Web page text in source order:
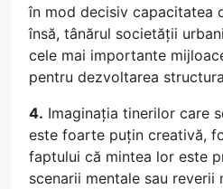
în mod decisiv capacitatea
însă, tânărul societății
cele mai importante
pentru dezvoltarea
4. Imaginația tinerilor care
este foarte puțin creativă,
faptului că mintea lor este
scenarii mentale sau reverii